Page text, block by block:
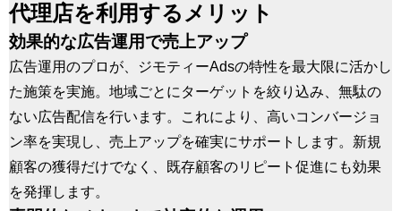
代理店を利用するメリット
効果的な広告運用で売上アップ
広告運用のプロが、ジモティーAdsの特性を最大限に活かし
た施策を実施。地域ごとにターゲットを絞り込み、無駄の
ない広告配信を行います。これにより、高いコンバージョ
ン率を実現し、売上アップを確実にサポートします。新規
顧客の獲得だけでなく、既存顧客のリピート促進にも効果
を発揮します。